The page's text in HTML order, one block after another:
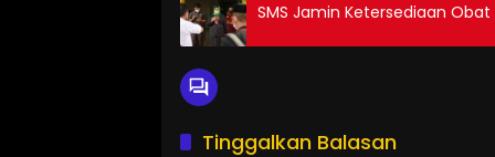
SMS Jamin Ketersediaan
Tinggalkan Balasan